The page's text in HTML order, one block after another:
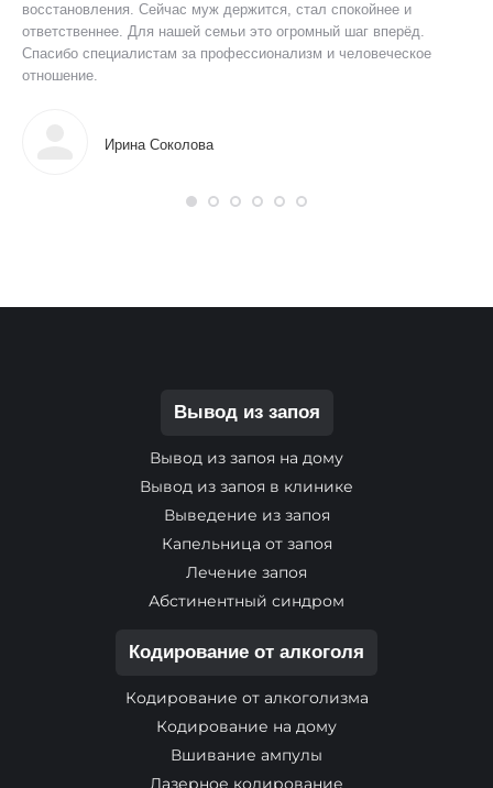
восстановления. Сейчас муж держится, стал спокойнее и
ответственнее. Для нашей семьи это огромный шаг вперёд.
Спасибо специалистам за профессионализм и человеческое
отношение.
Ирина Соколова
Вывод из запоя
Вывод из запоя на дому
Вывод из запоя в клинике
Выведение из запоя
Капельница от запоя
Лечение запоя
Абстинентный синдром
Кодирование от алкоголя
Кодирование от алкоголизма
Кодирование на дому
Вшивание ампулы
Лазерное кодирование